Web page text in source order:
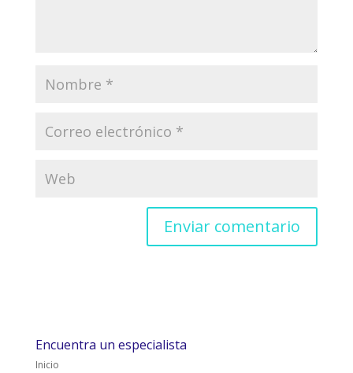
Encuentra un especialista
Inicio